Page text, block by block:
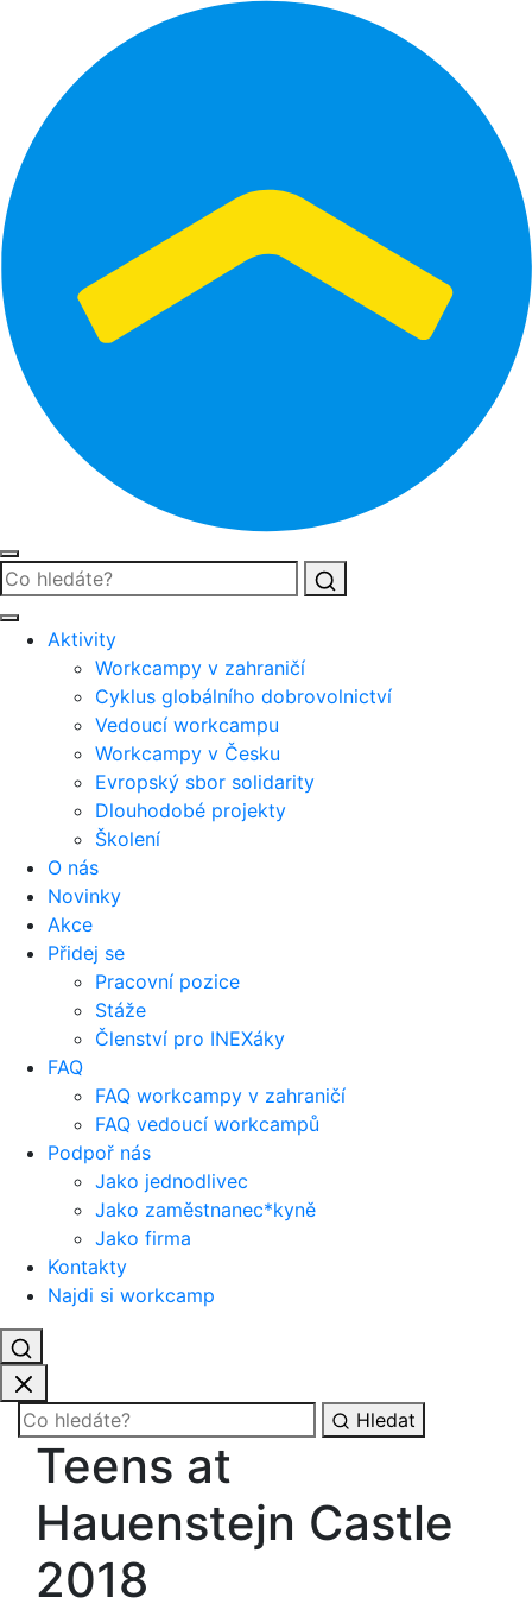
Vyhledat
Aktivity
Workcampy v zahraničí
Cyklus globálního dobrovolnictví
Vedoucí workcampu
Workcampy v Česku
Evropský sbor solidarity
Dlouhodobé projekty
Školení
O nás
Novinky
Akce
Přidej se
Pracovní pozice
Stáže
Členství pro INEXáky
FAQ
FAQ workcampy v zahraničí
FAQ vedoucí workcampů
Podpoř nás
Jako jednodlivec
Jako zaměstnanec*kyně
Jako firma
Kontakty
Najdi si workcamp
Hledat
Teens at
Hauenstejn Castle
2018